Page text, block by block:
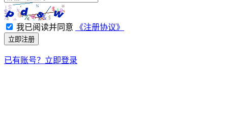
我已阅读并同意 《注册协议》
立即注册
已有账号？立即登录